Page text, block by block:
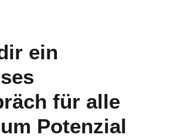
ein
für alle
Potenzial